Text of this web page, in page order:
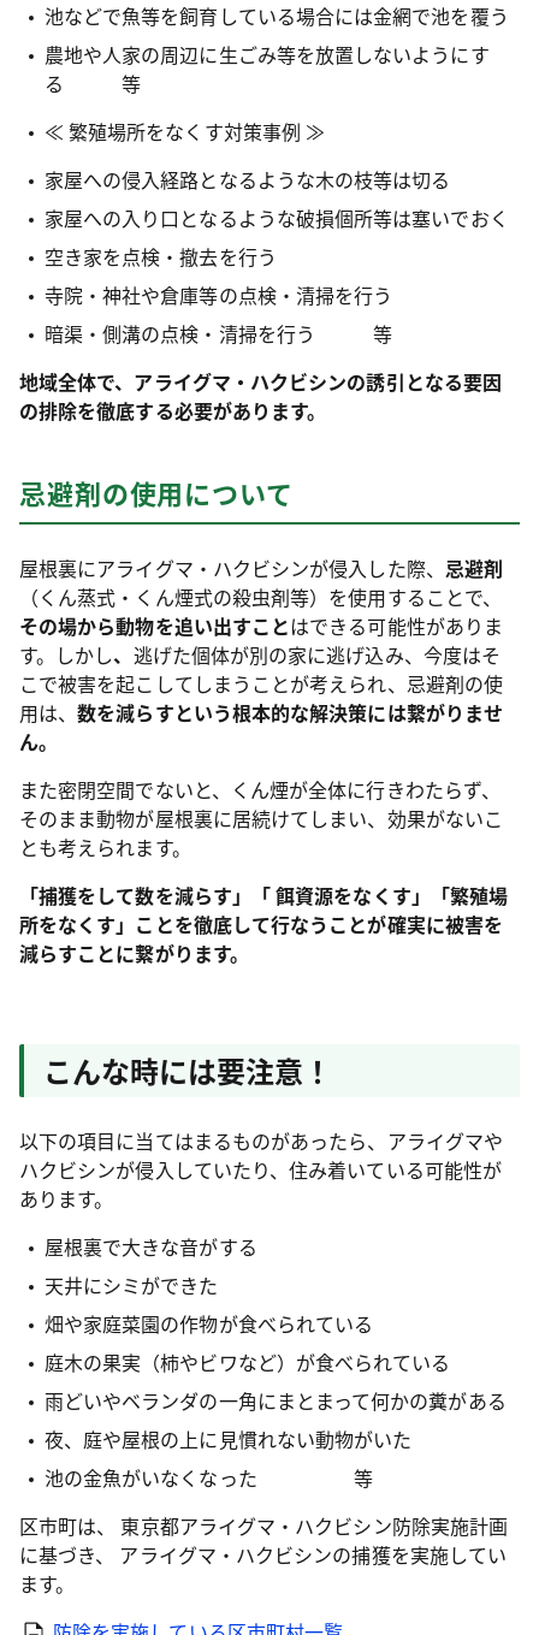
池などで魚等を飼育している場合には金網で池を覆う
農地や人家の周辺に生ごみ等を放置しないようにす
る 等
≪ 繁殖場所をなくす対策事例 ≫
家屋への侵入経路となるような木の枝等は切る
家屋への入り口となるような破損個所等は塞いでおく
空き家を点検・撤去を行う
寺院・神社や倉庫等の点検・清掃を行う
暗渠・側溝の点検・清掃を行う 等
地域全体で、アライグマ・ハクビシンの誘引となる要因
の排除を徹底する必要があります。
忌避剤の使用について
屋根裏にアライグマ・ハクビシンが侵入した際、 忌避剤
（くん蒸式・くん煙式の殺虫剤等）を使用することで、
その場から動物を追い出すことはできる可能性がありま
す。しかし、 逃げた個体が別の家に逃げ込み、今度はそ
こで被害を起こしてしまうことが考えられ、忌避剤の使
用は、数を減らすという根本的な解決策には繋がりませ
ん。
また密閉空間でないと、くん煙が全体に行きわたらず、
そのまま動物が屋根裏に居続けてしまい、効果がないこ
とも考えられます。
「捕獲をして数を減らす」「 餌資源をなくす」「繁殖場
所をなくす」ことを徹底して行なうことが確実に被害を
減らすことに繋がります。
こんな時には要注意！
以下の項目に当てはまるものがあったら、アライグマや
ハクビシンが侵入していたり、住み着いている可能性が
あります。
屋根裏で大きな音がする
天井にシミができた
畑や家庭菜園の作物が食べられている
庭木の果実（柿やビワなど）が食べられている
雨どいやベランダの一角にまとまって何かの糞がある
夜、庭や屋根の上に見慣れない動物がいた
池の金魚がいなくなった 等
区市町は、 東京都アライグマ・ハクビシン防除実施計画
に基づき、 アライグマ・ハクビシンの捕獲を実施してい
ます。